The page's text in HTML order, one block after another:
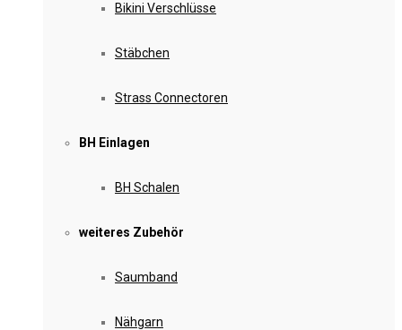
Bikini Verschlüsse
Stäbchen
Strass Connectoren
BH Einlagen
BH Schalen
weiteres Zubehör
Saumband
Nähgarn